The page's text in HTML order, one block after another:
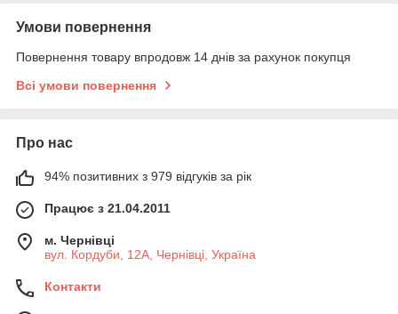
Умови повернення
Повернення товару впродовж 14 днів за рахунок покупця
Всі умови повернення
Про нас
94% позитивних з 979 відгуків за рік
Працює з 21.04.2011
м. Чернівці
вул. Кордуби, 12А, Чернівці, Україна
Контакти